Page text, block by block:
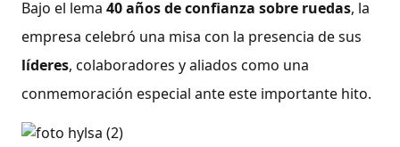
Bajo el lema 40 años de confianza sobre ruedas, la
empresa celebró una misa con la presencia de sus
líderes, colaboradores y aliados como una
conmemoración especial ante este importante hito.